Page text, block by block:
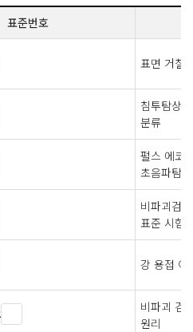
표준번호
표면 거칠
침투탐상
분류
펄스 에코
초음파탐
비파괴검
표준 시험
강 용접 이
비파괴 검
원리